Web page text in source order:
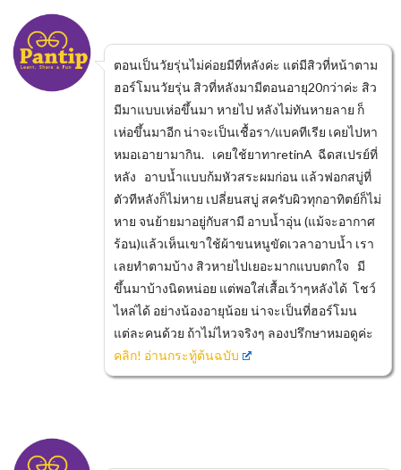
ตอนเป็นวัยรุ่นไม่ค่อยมีที่หลังค่ะ แต่มีสิวที่หน้าตาม
ฮอร์โมนวัยรุ่น สิวที่หลังมามีตอนอายุ20กว่าค่ะ สิว
มีมาแบบเห่อขึ้นมา หายไป หลังไม่ทันหายลาย ก็
เห่อขึ้นมาอีก น่าจะเป็นเชื้อรา/แบคทีเรีย เคยไปหา
หมอเอายามากิน. เคยใช้ยาทาretinA ฉีดสเปรย์ที่
หลัง อาบน้ำแบบก้มหัวสระผมก่อน แล้วฟอกสบู่ที่
ตัวทีหลังก็ไม่หาย เปลี่ยนสบู่ สครับผิวทุกอาทิตย์ก็ไม่
หาย จนย้ายมาอยู่กับสามี อาบน้ำอุ่น (แม้จะอากาศ
ร้อน)แล้วเห็นเขาใช้ผ้าขนหนูขัดเวลาอาบน้ำ เรา
เลยทำตามบ้าง สิวหายไปเยอะมากแบบตกใจ มี
ขึ้นมาบ้างนิดหน่อย แต่พอใส่เสื้อเว้าๆหลังได้ โชว์
ไหล่ได้ อย่างน้องอายุน้อย น่าจะเป็นที่ฮอร์โมน
แต่ละคนด้วย ถ้าไม่ไหวจริงๆ ลองปรึกษาหมอดูค่ะ
คลิก! อ่านกระทู้ต้นฉบับ